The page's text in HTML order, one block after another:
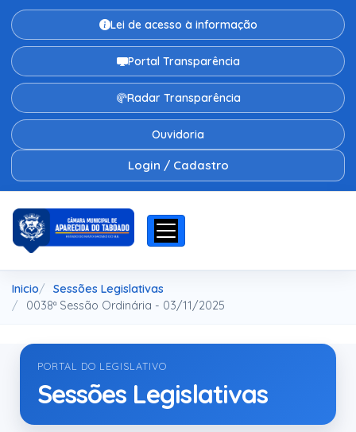
Lei de acesso à informação
Portal Transparência
Radar Transparência
Ouvidoria
Login / Cadastro
Inicio
Sessões Legislativas
0038ª Sessão Ordinária - 03/11/2025
PORTAL DO LEGISLATIVO
Sessões Legislativas